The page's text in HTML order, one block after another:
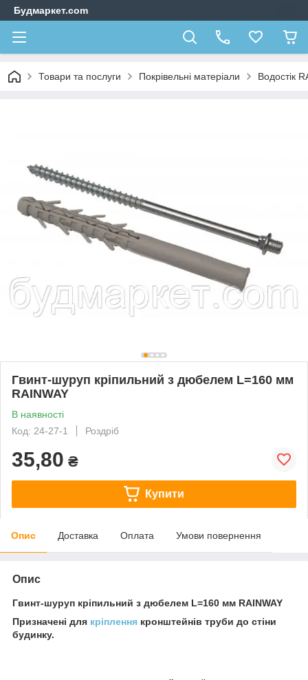
Будмаркет.com
Товари та послуги Покрівельні матеріали Водостік
Гвинт-шуруп кріпильний з дюбелем L=160 мм
RAINWAY
В наявності
Код: 24-27-1
Роздріб
35,80 ₴
Купити
Опис Доставка Оплата Умови повернення
Опис
Гвинт-шуруп кріпильний з дюбелем L=160 мм RAINWAY
Призначені для кріплення кронштейнів труби до стіни
будинку.